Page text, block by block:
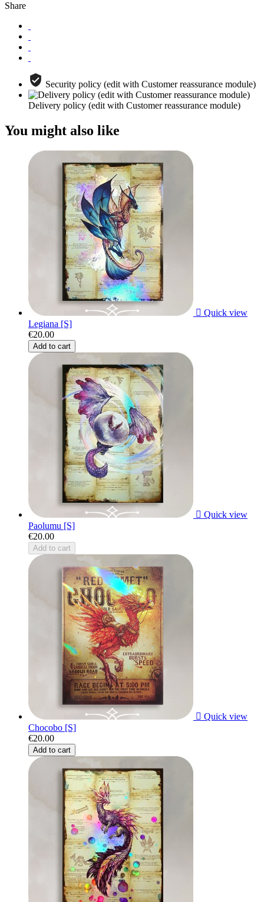
Share
Security policy (edit with Customer reassurance module)
Delivery policy (edit with Customer reassurance module)
You might also like
 Quick view
Legiana [S]
€20.00
Add to cart
 Quick view
Paolumu [S]
€20.00
Add to cart
 Quick view
Chocobo [S]
€20.00
Add to cart